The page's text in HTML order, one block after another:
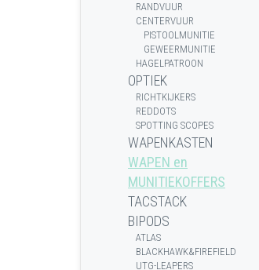
RANDVUUR
CENTERVUUR
PISTOOLMUNITIE
GEWEERMUNITIE
HAGELPATROON
OPTIEK
RICHTKIJKERS
REDDOTS
SPOTTING SCOPES
WAPENKASTEN
WAPEN en
MUNITIEKOFFERS
TACSTACK
BIPODS
ATLAS
BLACKHAWK&FIREFIELD
UTG-LEAPERS